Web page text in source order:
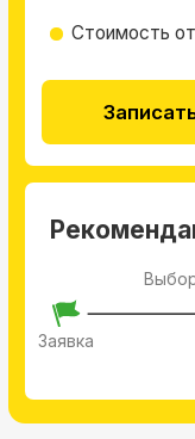
Диагностика
Скорочтение